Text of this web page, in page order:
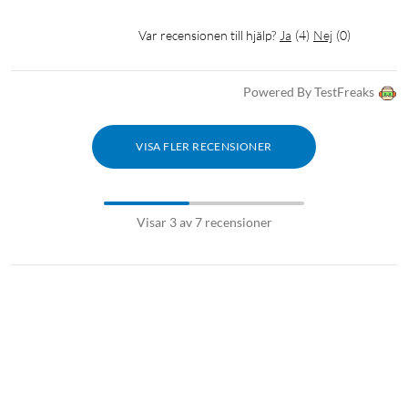
Var recensionen till hjälp? Ja (4) Nej (0)
Powered By TestFreaks
VISA FLER RECENSIONER
Visar 3 av 7 recensioner